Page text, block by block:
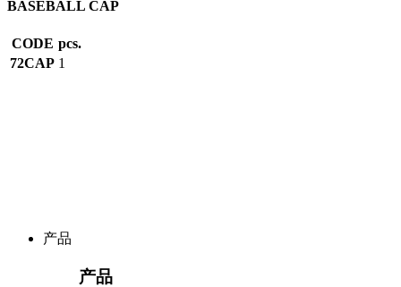
BASEBALL CAP
CODE pcs.
72CAP 1
产品
产品